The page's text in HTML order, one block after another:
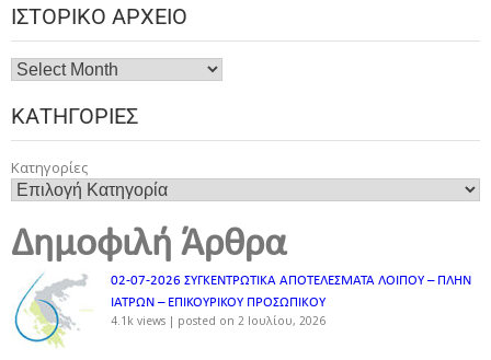
ΙΣΤΟΡΙΚΌ ΑΡΧΕΊΟ
ΚΑΤΗΓΟΡΊΕΣ
Κατηγορίες
Δημοφιλή Άρθρα
02-07-2026 ΣΥΓΚΕΝΤΡΩΤΙΚΑ ΑΠΟΤΕΛΕΣΜΑΤΑ ΛΟΙΠΟΥ – ΠΛΗΝ
ΙΑΤΡΩΝ – ΕΠΙΚΟΥΡΙΚΟΥ ΠΡΟΣΩΠΙΚOY
4.1k views | posted on 2 Ιουλίου, 2026